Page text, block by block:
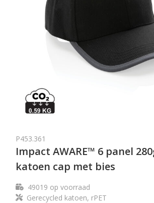
P453.361
Impact AWARE™ 6 panel
katoen cap met bies
49019 op voorraad
Gerecycled katoen, rPET